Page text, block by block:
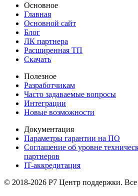
Основное
Главная
Основной сайт
Блог
ЛК партнера
Расширенная ТП
Скачать
Полезное
Разработчикам
Часто задаваемые вопросы
Интеграции
Новые возможности
Документация
Параметры гарантии на ПО
Соглашение об уровне
партнеров
IT-аккредитация
© 2018-2026 Р7 Центр поддержки.